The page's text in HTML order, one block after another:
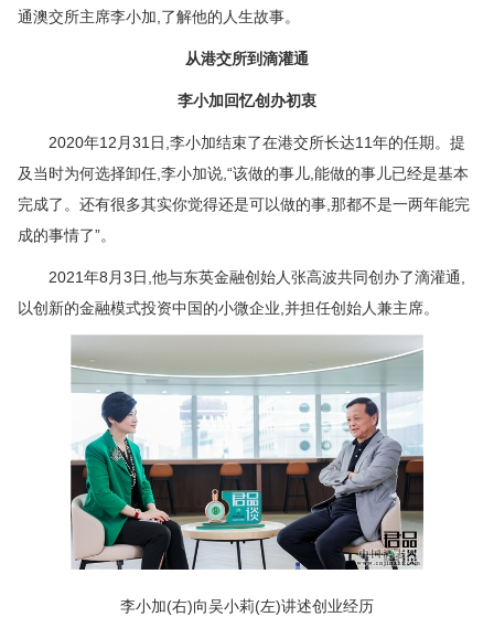
通澳交所主席李小加,了解他的人生故事。
从港交所到滴灌通
李小加回忆创办初衷
2020年12月31日,李小加结束了在港交所长达11年的任期。提
及当时为何选择卸任,李小加说,“该做的事儿,能做的事儿已经是基本
完成了。还有很多其实你觉得还是可以做的事,那都不是一两年能完
成的事情了”。
2021年8月3日,他与东英金融创始人张高波共同创办了滴灌通,
以创新的金融模式投资中国的小微企业,并担任创始人兼主席。
李小加(右)向吴小莉(左)讲述创业经历